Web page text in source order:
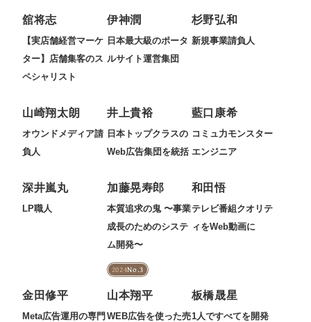
舘将志
【実店舗経営マーケ
ター】店舗集客のス
ペシャリスト
伊神潤
日本最大級のポータ
ルサイト運営集団
杉野弘和
新規事業請負人
山崎翔太朗
オウンドメディア請
負人
井上貴裕
日本トップクラスの
Web広告集団を統括
藍口康希
コミュ力モンスター
エンジニア
深井嵐丸
LP職人
加藤晃寿郎
本質追求の鬼 〜事業
成長のためのシステ
ム開発〜
2024No.3
和田悟
テレビ番組クオリテ
ィをWeb動画に
金田修平
Meta広告運用の専門
山本翔平
WEB広告を使った売
板橋晟星
1人ですべてを開発